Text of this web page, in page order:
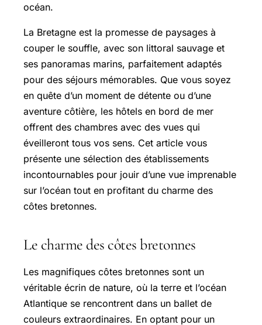
océan.
La Bretagne est la promesse de paysages à
couper le souffle, avec son littoral sauvage et
ses panoramas marins, parfaitement adaptés
pour des séjours mémorables. Que vous soyez
en quête d’un moment de détente ou d’une
aventure côtière, les hôtels en bord de mer
offrent des chambres avec des vues qui
éveilleront tous vos sens. Cet article vous
présente une sélection des établissements
incontournables pour jouir d’une vue imprenable
sur l’océan tout en profitant du charme des
côtes bretonnes.
Le charme des côtes bretonnes
Les magnifiques côtes bretonnes sont un
véritable écrin de nature, où la terre et l’océan
Atlantique se rencontrent dans un ballet de
couleurs extraordinaires. En optant pour un